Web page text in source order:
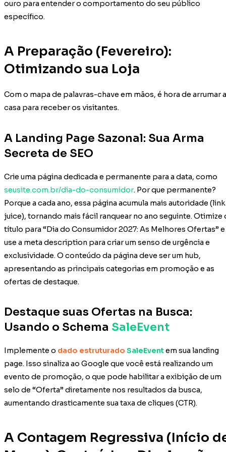
ouro para entender o comportamento do seu público
específico.
A Preparação (Fevereiro):
Otimizando sua Loja
Com o mapa de palavras-chave em mãos, é hora de arrumar a
casa para receber os visitantes.
A Landing Page Sazonal: Sua Arma
Secreta de SEO
Crie uma página dedicada e permanente para a data, como
seusite.com.br/dia-do-consumidor. Por que permanente?
Porque a cada ano, essa página acumula mais autoridade (link
juice), tornando mais fácil ranquear no ano seguinte. Otimize
título para “Dia do Consumidor 2027: As Melhores Ofertas” e
use a meta description para criar um senso de urgência e
exclusividade. O conteúdo da página deve ser um hub,
apresentando as principais categorias em promoção e as
ofertas de destaque.
Destaque suas Ofertas na Busca:
Usando o Schema SaleEvent
Implemente o dado estruturado SaleEventem sua landing
page. Isso sinaliza ao Google que você está realizando um
evento de promoção, o que pode habilitar a exibição de um
selo de “Oferta” diretamente nos resultados da busca,
aumentando drasticamente sua taxa de cliques (CTR).
A Contagem Regressiva (Início